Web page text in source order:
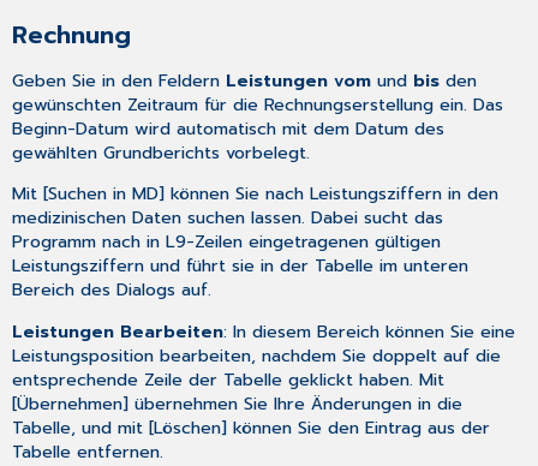
Rechnung
Geben Sie in den Feldern Leistungen vom und bis den
gewünschten Zeitraum für die Rechnungserstellung ein. Das
Beginn-Datum wird automatisch mit dem Datum des
gewählten Grundberichts vorbelegt.
Mit [Suchen in MD] können Sie nach Leistungsziffern in den
medizinischen Daten suchen lassen. Dabei sucht das
Programm nach in L9-Zeilen eingetragenen gültigen
Leistungsziffern und führt sie in der Tabelle im unteren
Bereich des Dialogs auf.
Leistungen Bearbeiten: In diesem Bereich können Sie eine
Leistungsposition bearbeiten, nachdem Sie doppelt auf die
entsprechende Zeile der Tabelle geklickt haben. Mit
[Übernehmen] übernehmen Sie Ihre Änderungen in die
Tabelle, und mit [Löschen] können Sie den Eintrag aus der
Tabelle entfernen.